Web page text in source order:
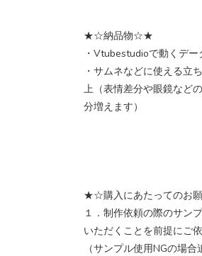
★☆納品物☆★
・Vtubestudioで動くデー
・サムネなどに使える立
上（表情差分や眼鏡など
分増えます）
★☆購入にあたってのお
１．制作依頼の際のサン
いただくことを前提にご
（サンプル使用NGの場